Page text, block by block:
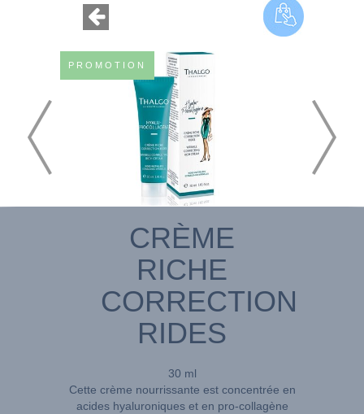
PROMOTION
CRÈME
RICHE
CORRECTION
RIDES
30 ml
Cette crème nourrissante est concentrée en
acides hyaluroniques et en pro-collagène